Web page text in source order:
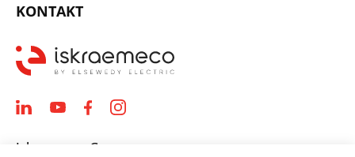
KONTAKT
Iskraemeco Group